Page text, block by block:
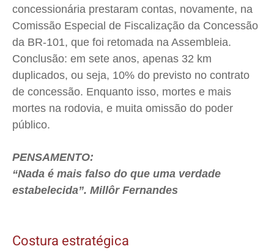
concessionária prestaram contas, novamente, na
Comissão Especial de Fiscalização da Concessão
da BR-101, que foi retomada na Assembleia.
Conclusão: em sete anos, apenas 32 km
duplicados, ou seja, 10% do previsto no contrato
de concessão. Enquanto isso, mortes e mais
mortes na rodovia, e muita omissão do poder
público.
PENSAMENTO:
“Nada é mais falso do que uma verdade
estabelecida”. Millôr Fernandes
Costura estratégica